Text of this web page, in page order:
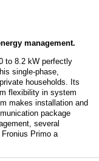
management.
to 8.2 kW perfectly
single-phase,
households. Its
flexibility in system
makes installation and
package
several
Primo a